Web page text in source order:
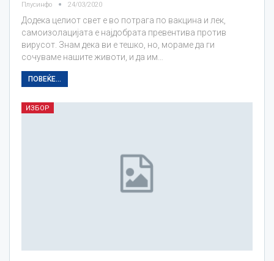
Плусинфо 24/03/2020
Додека целиот свет е во потрага по вакцина и лек,
самоизолацијата е најдобрата превентива против
вирусот. Знам дека ви е тешко, но, мораме да ги
сочуваме нашите животи, и да им…
ПОВЕЌЕ...
ИЗБОР